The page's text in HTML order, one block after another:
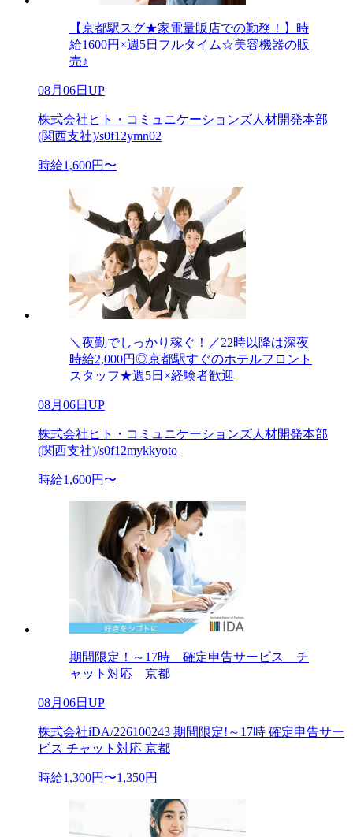
【京都駅スグ★家電量販店での勤務！】時
給1600円×週5日フルタイム☆美容機器の販
売♪
08月06日UP
株式会社ヒト・コミュニケーションズ人材開発本部
(関西支社)/s0f12ymn02
時給1,600円〜
＼夜勤でしっかり稼ぐ！／22時以降は深夜
時給2,000円◎京都駅すぐのホテルフロント
スタッフ★週5日×経験者歓迎
08月06日UP
株式会社ヒト・コミュニケーションズ人材開発本部
(関西支社)/s0f12mykkyoto
時給1,600円〜
期間限定！～17時 確定申告サービス チ
ャット対応 京都
08月06日UP
株式会社iDA/226100243 期間限定!～17時 確定申告サー
ビス チャット対応 京都
時給1,300円〜1,350円